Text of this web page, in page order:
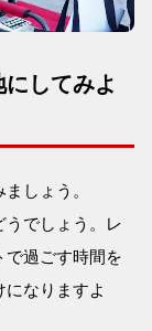
してみよ
しょう。
うでしょう。レ
で過ごす時間を
になりますよ